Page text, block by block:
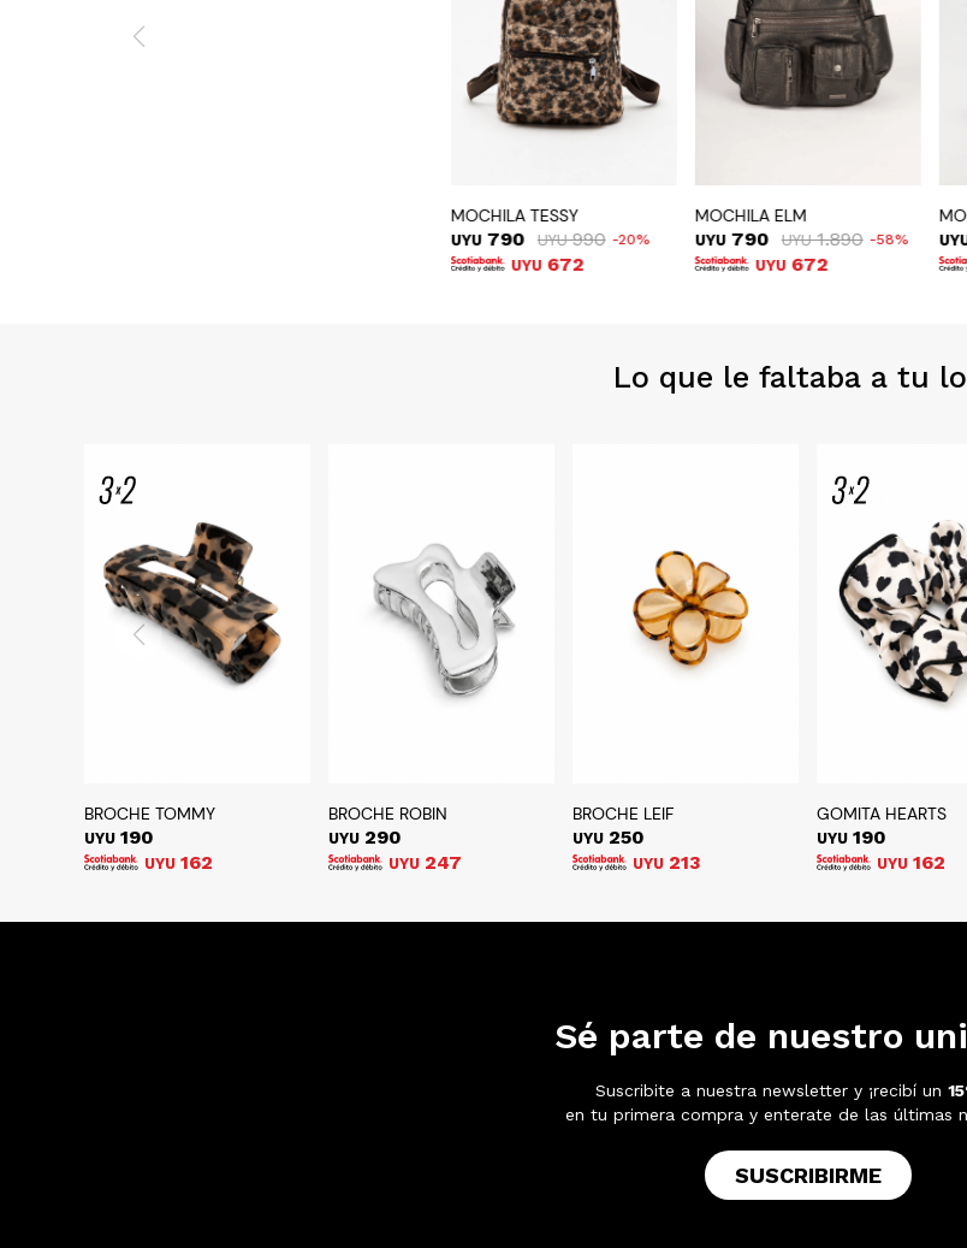
MOCHILA TESSY
UYU 790 UYU 990 20
UYU 672
MOCHILA ELM
UYU 790 UYU 1.890 58
UYU 672
Lo que le faltaba a tu
BROCHE TOMMY
UYU 190
UYU 162
BROCHE ROBIN
UYU 290
UYU 247
BROCHE LEIF
UYU 250
UYU 213
GOMITA HEARTS
UYU 190
UYU 162
Sé parte de nuestro
Suscribite a nuestra newsletter y ¡recibí un
en tu primera compra y enterate de las últimas
SUSCRIBIRME